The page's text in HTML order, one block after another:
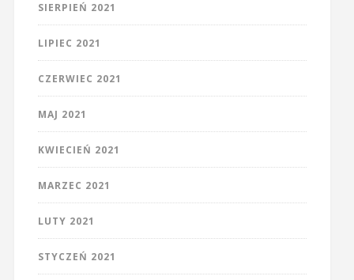
SIERPIEŃ 2021
LIPIEC 2021
CZERWIEC 2021
MAJ 2021
KWIECIEŃ 2021
MARZEC 2021
LUTY 2021
STYCZEŃ 2021